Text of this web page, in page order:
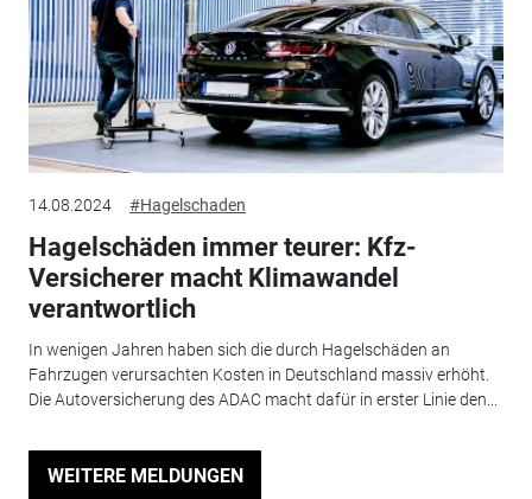
14.08.2024 #Hagelschaden
Hagelschäden immer teurer: Kfz-
Versicherer macht Klimawandel
verantwortlich
In wenigen Jahren haben sich die durch Hagelschäden an
Fahrzugen verursachten Kosten in Deutschland massiv erhöht.
Die Autoversicherung des ADAC macht dafür in erster Linie den...
WEITERE MELDUNGEN